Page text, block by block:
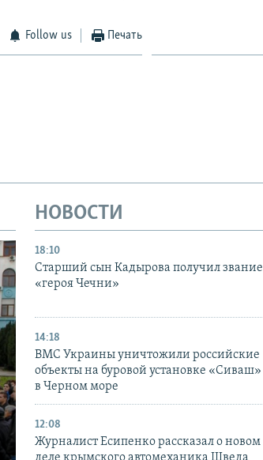
Follow us Печать
НОВОСТИ
18:10
Старший сын Кадырова получил звание
«героя Чечни»
14:18
ВМС Украины уничтожили российские
объекты на буровой установке «Сиваш»
в Черном море
12:08
Журналист Есипенко рассказал о новом